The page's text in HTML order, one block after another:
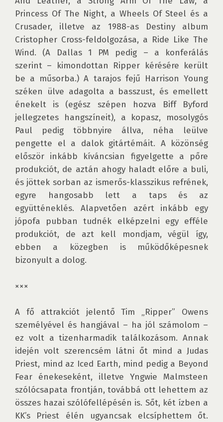
Princess Of The Night, a Wheels Of Steel és a
Crusader, illetve az 1988-as Destiny album
Cristopher Cross-feldolgozása, a Ride Like The
Wind. (A Dallas 1 PM pedig – a konferálás
szerint – kimondottan Ripper kérésére került
be a műsorba.) A tarajos fejű Harrison Young
széken ülve adagolta a basszust, és emellett
énekelt is (egész szépen hozva Biff Byford
jellegzetes hangszíneit), a kopasz, mosolygós
Paul pedig többnyire állva, néha leülve
pengette el a dalok gitártémáit. A közönség
először inkább kíváncsian figyelgette a pőre
produkciót, de aztán ahogy haladt előre a buli,
és jöttek sorban az ismerős-klasszikus refrének,
egyre hangosabb lett a taps és az
együtténeklés. Alapvetően azért inkább egy
jópofa pubban tudnék elképzelni egy efféle
produkciót, de azt kell mondjam, végül így,
ebben a közegben is működőképesnek
bizonyult a dolog.
×××
A fő attrakciót jelentő Tim „Ripper” Owens
személyével és hangjával – ha jól számolom –
ez volt a tizenharmadik találkozásom. Annak
idején volt szerencsém látni őt mind a Judas
Priest, mind az Iced Earth, mind pedig a Beyond
Fear énekeseként, illetve Yngwie Malmsteen
szólócsapata frontján, továbbá ott lehettem az
összes hazai szólófellépésén is. Sőt, két ízben a
KK’s Priest élén ugyancsak elcsíphettem őt.